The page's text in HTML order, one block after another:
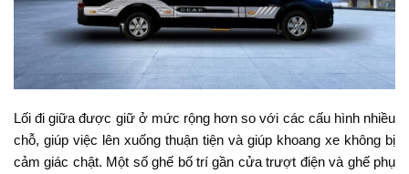
Lối đi giữa được giữ ở mức rộng hơn so với các cấu hình nhiều
chỗ, giúp việc lên xuống thuận tiện và giúp khoang xe không bị
cảm giác chật. Một số ghế bố trí gần cửa trượt điện và ghế phụ